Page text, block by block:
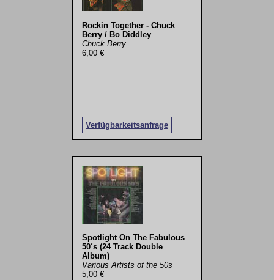
Rockin Together - Chuck
Berry / Bo Diddley
Chuck Berry
6,00 €
Verfügbarkeitsanfrage
Spotlight On The Fabulous
50´s (24 Track Double
Album)
Various Artists of the 50s
5,00 €